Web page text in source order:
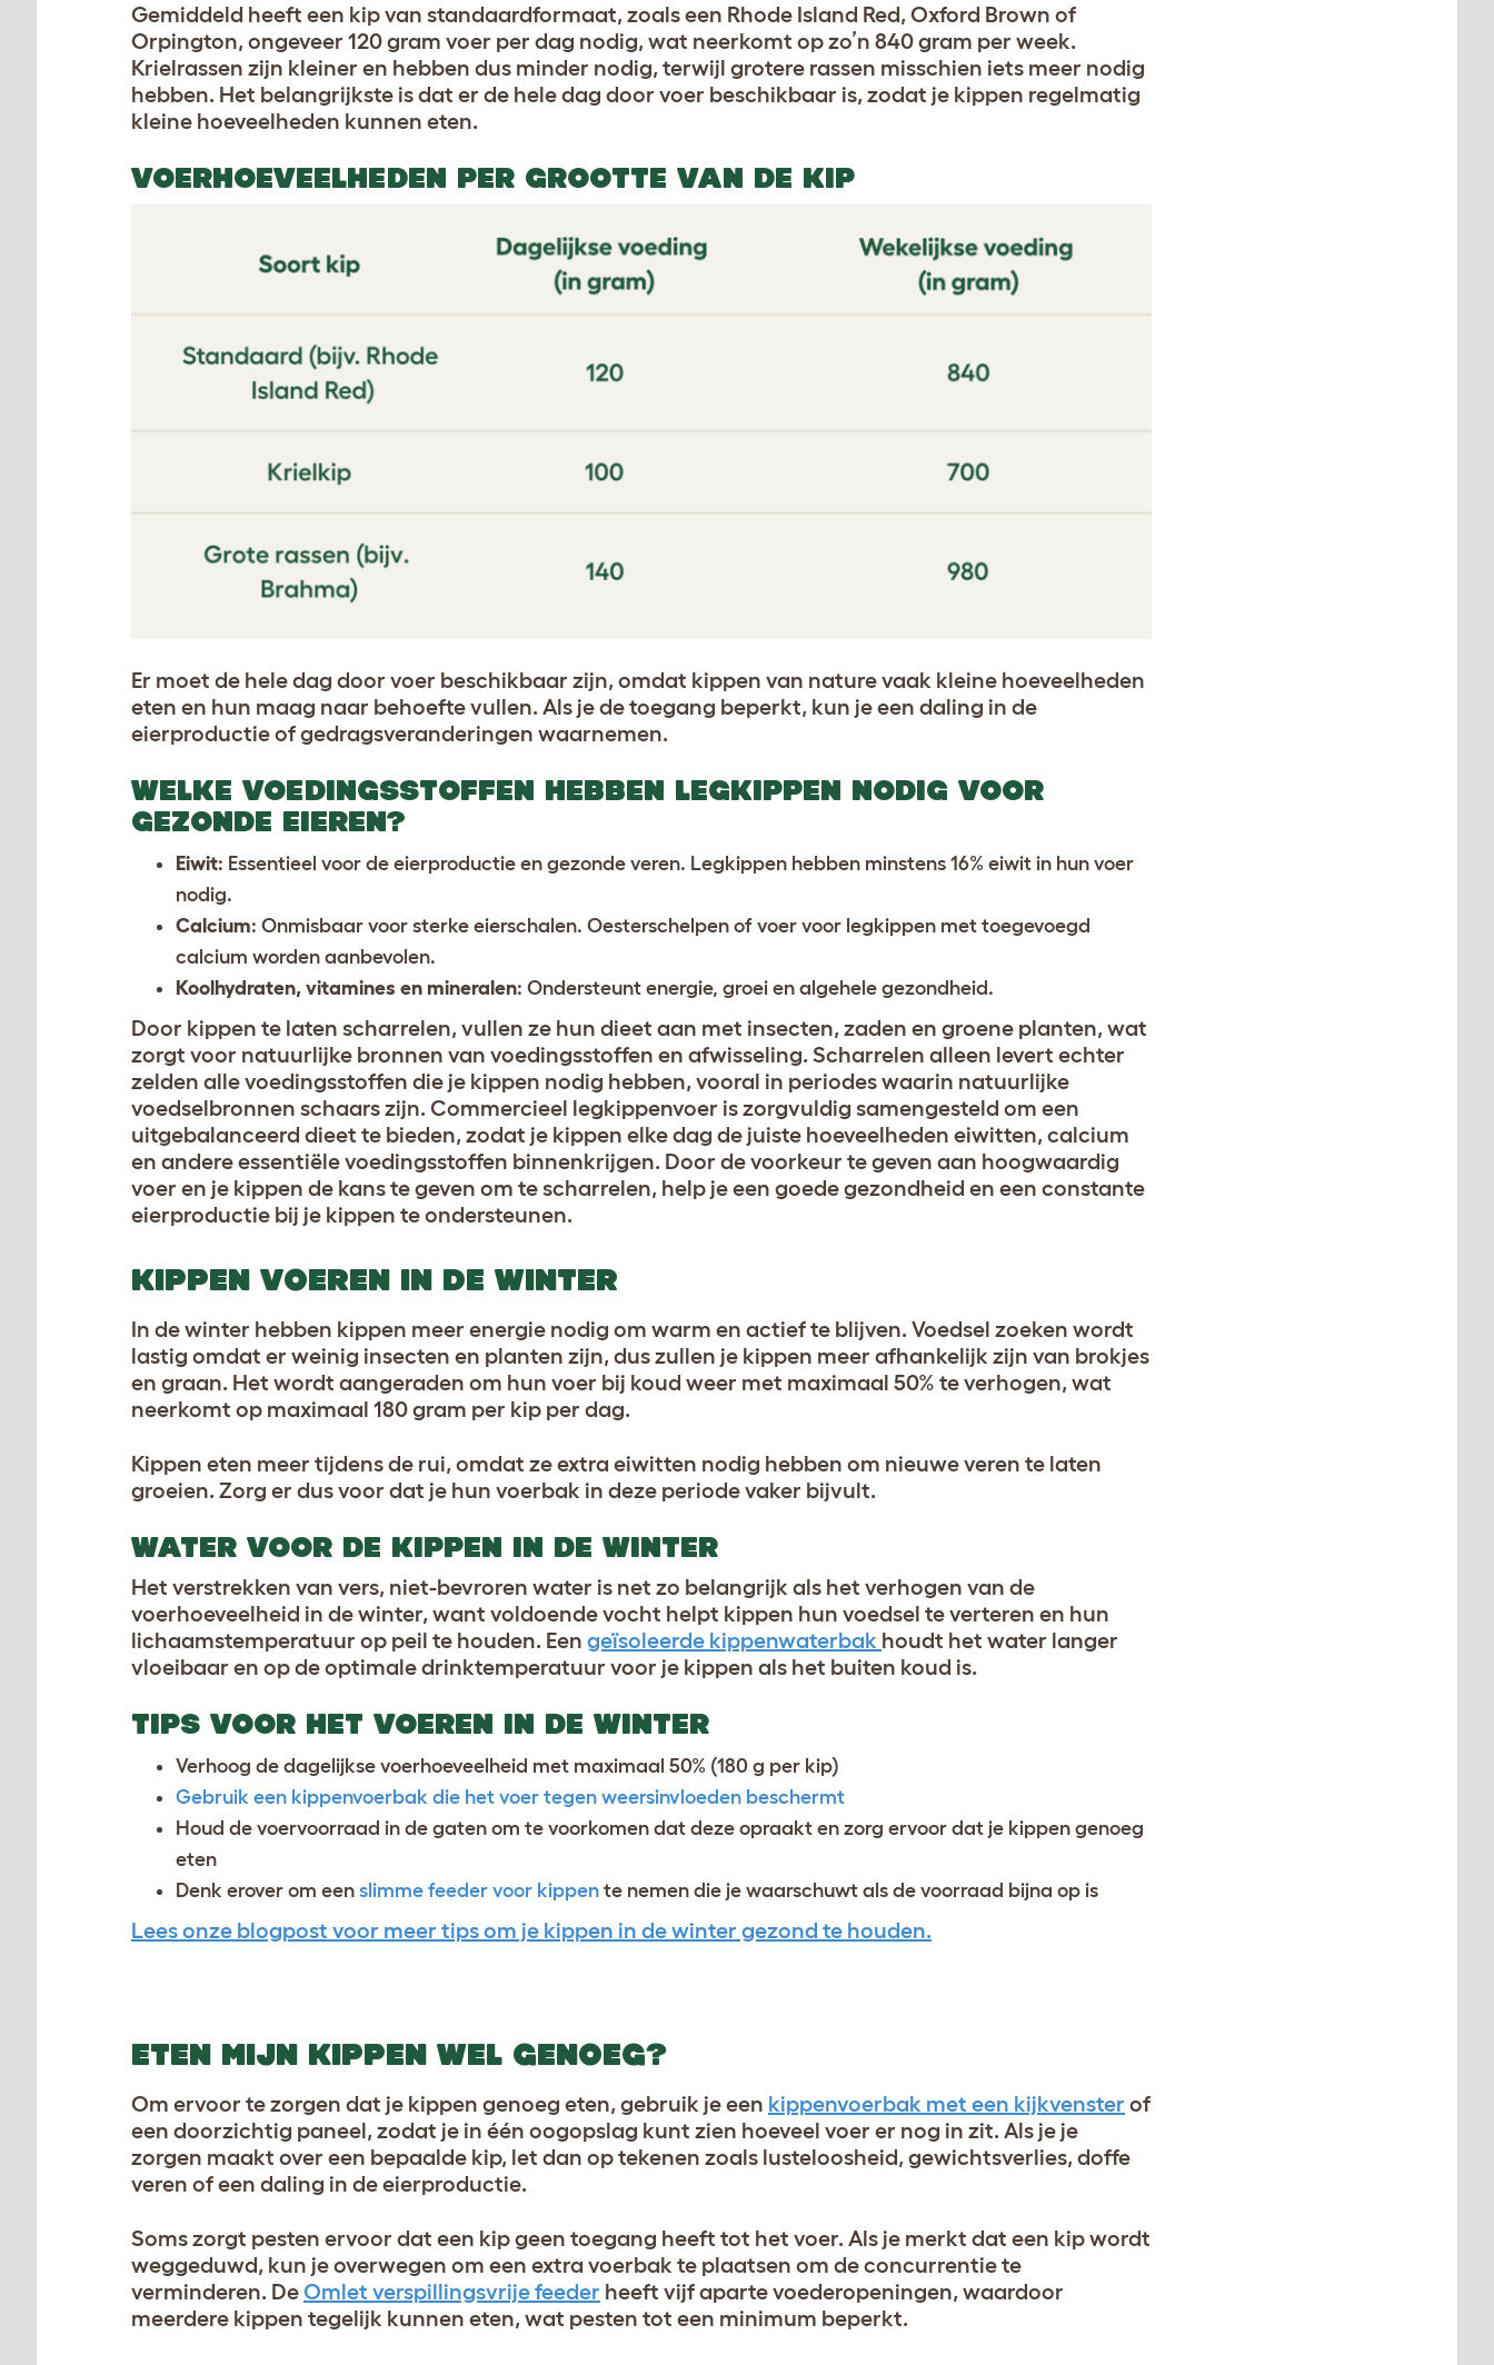
Gemiddeld heeft een kip van standaardformaat, zoals een Rhode Island Red, Oxford Brown of
Orpington, ongeveer 120 gram voer per dag nodig, wat neerkomt op zo’n 840 gram per week.
Krielrassen zijn kleiner en hebben dus minder nodig, terwijl grotere rassen misschien iets meer nodig
hebben. Het belangrijkste is dat er de hele dag door voer beschikbaar is, zodat je kippen regelmatig
kleine hoeveelheden kunnen eten.
VOERHOEVEELHEDEN PER GROOTTE VAN DE KIP
Er moet de hele dag door voer beschikbaar zijn, omdat kippen van nature vaak kleine hoeveelheden
eten en hun maag naar behoefte vullen. Als je de toegang beperkt, kun je een daling in de
eierproductie of gedragsveranderingen waarnemen.
WELKE VOEDINGSSTOFFEN HEBBEN LEGKIPPEN NODIG VOOR
GEZONDE EIEREN?
Eiwit: Essentieel voor de eierproductie en gezonde veren. Legkippen hebben minstens 16% eiwit in hun voer
nodig.
Calcium: Onmisbaar voor sterke eierschalen. Oesterschelpen of voer voor legkippen met toegevoegd
calcium worden aanbevolen.
Koolhydraten, vitamines en mineralen: Ondersteunt energie, groei en algehele gezondheid.
Door kippen te laten scharrelen, vullen ze hun dieet aan met insecten, zaden en groene planten, wat
zorgt voor natuurlijke bronnen van voedingsstoffen en afwisseling. Scharrelen alleen levert echter
zelden alle voedingsstoffen die je kippen nodig hebben, vooral in periodes waarin natuurlijke
voedselbronnen schaars zijn. Commercieel legkippenvoer is zorgvuldig samengesteld om een
uitgebalanceerd dieet te bieden, zodat je kippen elke dag de juiste hoeveelheden eiwitten, calcium
en andere essentiële voedingsstoffen binnenkrijgen. Door de voorkeur te geven aan hoogwaardig
voer en je kippen de kans te geven om te scharrelen, help je een goede gezondheid en een constante
eierproductie bij je kippen te ondersteunen.
KIPPEN VOEREN IN DE WINTER
In de winter hebben kippen meer energie nodig om warm en actief te blijven. Voedsel zoeken wordt
lastig omdat er weinig insecten en planten zijn, dus zullen je kippen meer afhankelijk zijn van brokjes
en graan. Het wordt aangeraden om hun voer bij koud weer met maximaal 50% te verhogen, wat
neerkomt op maximaal 180 gram per kip per dag.
Kippen eten meer tijdens de rui, omdat ze extra eiwitten nodig hebben om nieuwe veren te laten
groeien. Zorg er dus voor dat je hun voerbak in deze periode vaker bijvult.
WATER VOOR DE KIPPEN IN DE WINTER
Het verstrekken van vers, niet-bevroren water is net zo belangrijk als het verhogen van de
voerhoeveelheid in de winter, want voldoende vocht helpt kippen hun voedsel te verteren en hun
lichaamstemperatuur op peil te houden. Een geïsoleerde kippenwaterbak houdt het water langer
vloeibaar en op de optimale drinktemperatuur voor je kippen als het buiten koud is.
TIPS VOOR HET VOEREN IN DE WINTER
Verhoog de dagelijkse voerhoeveelheid met maximaal 50% (180 g per kip)
Gebruik een kippenvoerbak die het voer tegen weersinvloeden beschermt
Houd de voervoorraad in de gaten om te voorkomen dat deze opraakt en zorg ervoor dat je kippen genoeg
eten
Denk erover om een slimme feeder voor kippen te nemen die je waarschuwt als de voorraad bijna op is
Lees onze blogpost voor meer tips om je kippen in de winter gezond te houden.
ETEN MIJN KIPPEN WEL GENOEG?
Om ervoor te zorgen dat je kippen genoeg eten, gebruik je een kippenvoerbak met een kijkvenster of
een doorzichtig paneel, zodat je in één oogopslag kunt zien hoeveel voer er nog in zit. Als je je
zorgen maakt over een bepaalde kip, let dan op tekenen zoals lusteloosheid, gewichtsverlies, doffe
veren of een daling in de eierproductie.
Soms zorgt pesten ervoor dat een kip geen toegang heeft tot het voer. Als je merkt dat een kip wordt
weggeduwd, kun je overwegen om een extra voerbak te plaatsen om de concurrentie te
verminderen. DeOmlet verspillingsvrije feeder heeft vijf aparte voederopeningen, waardoor
meerdere kippen tegelijk kunnen eten, wat pesten tot een minimum beperkt.